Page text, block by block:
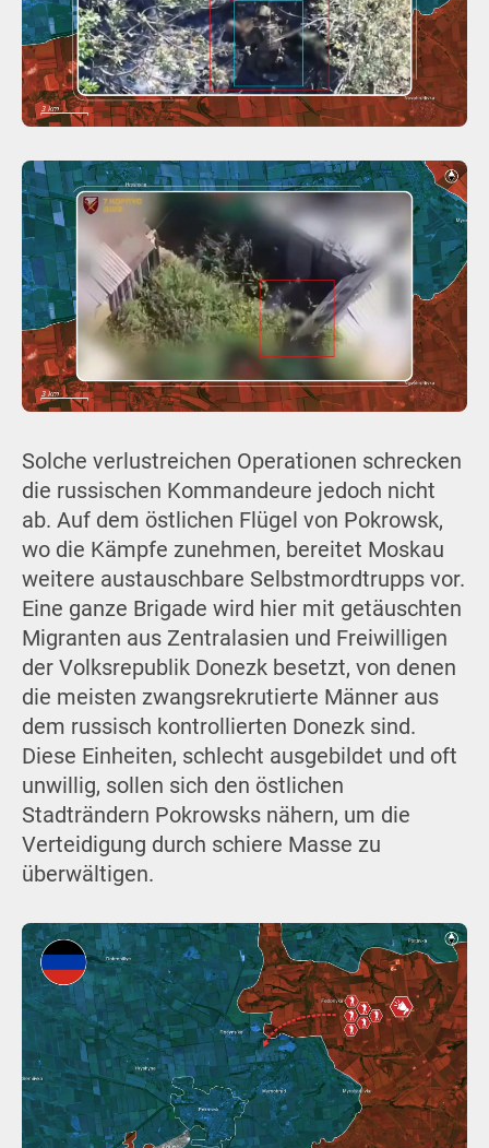
Solche verlustreichen Operationen schrecken
die russischen Kommandeure jedoch nicht
ab. Auf dem östlichen Flügel von Pokrowsk,
wo die Kämpfe zunehmen, bereitet Moskau
weitere austauschbare Selbstmordtrupps vor.
Eine ganze Brigade wird hier mit getäuschten
Migranten aus Zentralasien und Freiwilligen
der Volksrepublik Donezk besetzt, von denen
die meisten zwangsrekrutierte Männer aus
dem russisch kontrollierten Donezk sind.
Diese Einheiten, schlecht ausgebildet und oft
unwillig, sollen sich den östlichen
Stadträndern Pokrowsks nähern, um die
Verteidigung durch schiere Masse zu
überwältigen.